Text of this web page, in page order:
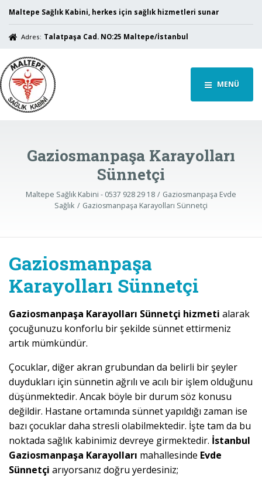
Maltepe Sağlık Kabini, herkes için sağlık hizmetleri sunar
Adres: Talatpaşa Cad. NO:25 Maltepe/İstanbul
MENÜ
Gaziosmanpaşa Karayolları
Sünnetçi
Maltepe Sağlık Kabini - 0537 928 29 18
Gaziosmanpaşa Evde
Sağlık
Gaziosmanpaşa Karayolları Sünnetçi
Gaziosmanpaşa
Karayolları Sünnetçi
Gaziosmanpaşa Karayolları Sünnetçi hizmeti alarak
çocuğunuzu konforlu bir şekilde sünnet ettirmeniz
artık mümkündür.
Çocuklar, diğer akran grubundan da belirli bir şeyler
duydukları için sünnetin ağrılı ve acılı bir işlem olduğunu
düşünmektedir. Ancak böyle bir durum söz konusu
değildir. Hastane ortamında sünnet yapıldığı zaman ise
bazı çocuklar daha stresli olabilmektedir. İşte tam da bu
noktada sağlık kabinimiz devreye girmektedir. İstanbul
Gaziosmanpaşa Karayolları mahallesinde Evde
Sünnetçi arıyorsanız doğru yerdesiniz;